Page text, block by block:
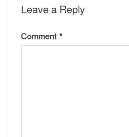
Leave a Reply
Comment *